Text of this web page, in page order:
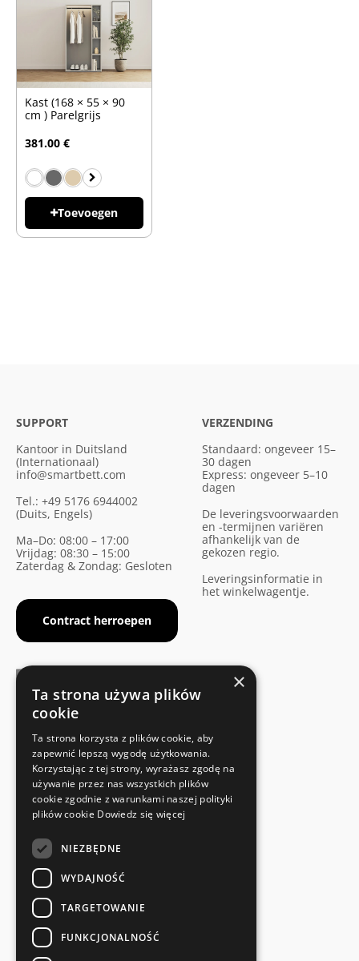
Kast (168 × 55 × 90
cm ) Parelgrijs
381.00 €
Toevoegen
SUPPORT
Kantoor in Duitsland
(Internationaal)
info@smartbett.com
Tel.: +49 5176 6944002
(Duits, Engels)
Ma–Do: 08:00 – 17:00
Vrijdag: 08:30 – 15:00
Zaterdag & Zondag: Gesloten
Contract herroepen
VERZENDING
Standaard: ongeveer 15–
30 dagen
Express: ongeveer 5–10
dagen
De leveringsvoorwaarden
en -termijnen variëren
afhankelijk van de
gekozen regio.
Leveringsinformatie in
het winkelwagentje.
Voldoet aan de veiligheidsnormen
SNELLE EN EENVOUDIGE RETOUR
Retourservice
RECHTSTREEKS VAN DE FABRIKANT
Speciale kwaliteitscontrole
×
Ta strona używa plików
cookie
Ta strona korzysta z plików cookie, aby
zapewnić lepszą wygodę użytkowania.
Korzystając z tej strony, wyrażasz zgodę na
używanie przez nas wszystkich plików
cookie zgodnie z warunkami naszej polityki
plików cookie Dowiedz się więcej
NIEZBĘDNE
WYDAJNOŚĆ
TARGETOWANIE
FUNKCJONALNOŚĆ